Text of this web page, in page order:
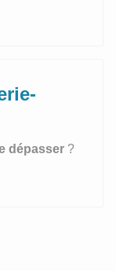
dépasser ?